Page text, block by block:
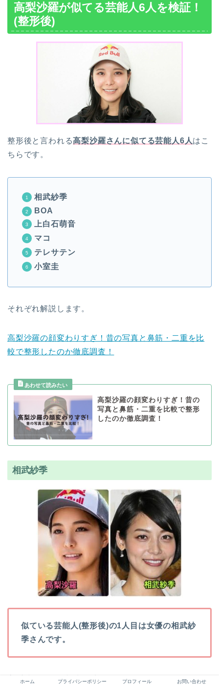
高梨沙羅が似てる芸能人6人を検証！
(整形後)
整形後と言われる高梨沙羅さんに似てる芸能人6人はこ
ちらです。
相武紗季
BOA
上白石萌音
マコ
テレサテン
小室圭
それぞれ解説します。
高梨沙羅の顔変わりすぎ！昔の写真と鼻筋・二重を比
較で整形したのか徹底調査！
高梨沙羅の顔変わりすぎ！昔の
写真と鼻筋・二重を比較で整形
したのか徹底調査！
相武紗季
似ている芸能人(整形後)の1人目は女優の相武紗
季さんです。
高梨沙羅さんと相武紗季さん、とても似ていますね。
ホーム プライバシーポリシー プロフィール お問い合わせ